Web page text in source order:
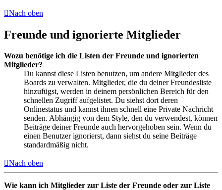
Nach oben
Freunde und ignorierte Mitglieder
Wozu benötige ich die Listen der Freunde und ignorierten
Mitglieder?
Du kannst diese Listen benutzen, um andere Mitglieder des
Boards zu verwalten. Mitglieder, die du deiner Freundesliste
hinzufügst, werden in deinem persönlichen Bereich für den
schnellen Zugriff aufgelistet. Du siehst dort deren
Onlinestatus und kannst ihnen schnell eine Private Nachricht
senden. Abhängig von dem Style, den du verwendest, können
Beiträge deiner Freunde auch hervorgehoben sein. Wenn du
einen Benutzer ignorierst, dann siehst du seine Beiträge
standardmäßig nicht.
Nach oben
Wie kann ich Mitglieder zur Liste der Freunde oder zur Liste